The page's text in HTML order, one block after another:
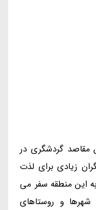
مقاصد گردشگری در
زیادی برای لذت
این منطقه سفر می
شهرها و روستاهای